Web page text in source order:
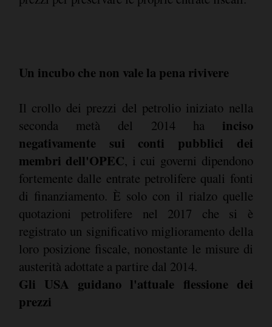
Un incubo che non vale la pena rivivere
Il crollo dei prezzi del petrolio iniziato nella
seconda metà del 2014 ha inciso
negativamente sui conti pubblici dei
membri dell'OPEC, i cui governi dipendono
fortemente dalle entrate petrolifere quali fonti
di finanziamento. È solo con il rialzo quelle
quotazioni petrolifere nel 2017 che si è
registrato un significativo miglioramento della
loro posizione fiscale, nonostante le misure di
austerità adottate a partire dal 2014.
Gli USA guidano l'attuale flessione dei
prezzi